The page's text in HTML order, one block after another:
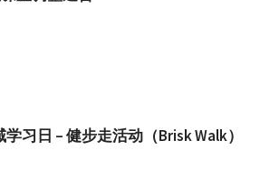
习日 – 健步走活动（Brisk Walk）